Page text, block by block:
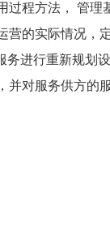
过程方法， 管理
营的实际情况，
务进行重新规划
并对服务供方的